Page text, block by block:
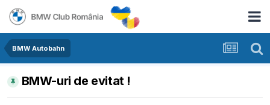
BMW Autobahn
BMW-uri de evitat !